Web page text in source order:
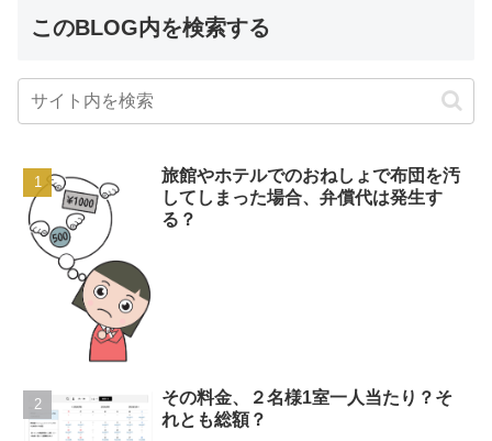
このBLOG内を検索する
旅館やホテルでのおねしょで布団を汚
してしまった場合、弁償代は発生す
る？
その料金、２名様1室一人当たり？そ
れとも総額？